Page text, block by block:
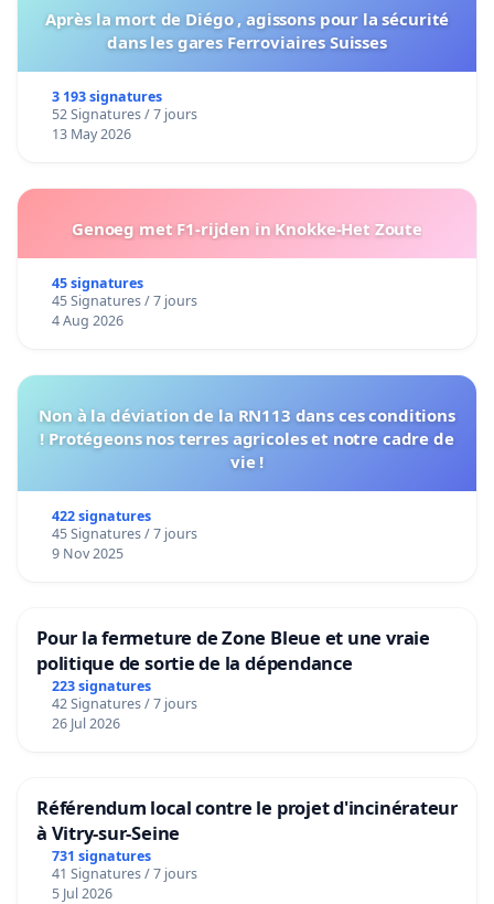
Après la mort de Diégo , agissons pour la sécurité
dans les gares Ferroviaires Suisses
3 193 signatures
52 Signatures / 7 jours
13 May 2026
Genoeg met F1-rijden in Knokke-Het Zoute
45 signatures
45 Signatures / 7 jours
4 Aug 2026
Non à la déviation de la RN113 dans ces conditions
! Protégeons nos terres agricoles et notre cadre de
vie !
422 signatures
45 Signatures / 7 jours
9 Nov 2025
Pour la fermeture de Zone Bleue et une vraie
politique de sortie de la dépendance
223 signatures
42 Signatures / 7 jours
26 Jul 2026
Référendum local contre le projet d'incinérateur
à Vitry-sur-Seine
731 signatures
41 Signatures / 7 jours
5 Jul 2026